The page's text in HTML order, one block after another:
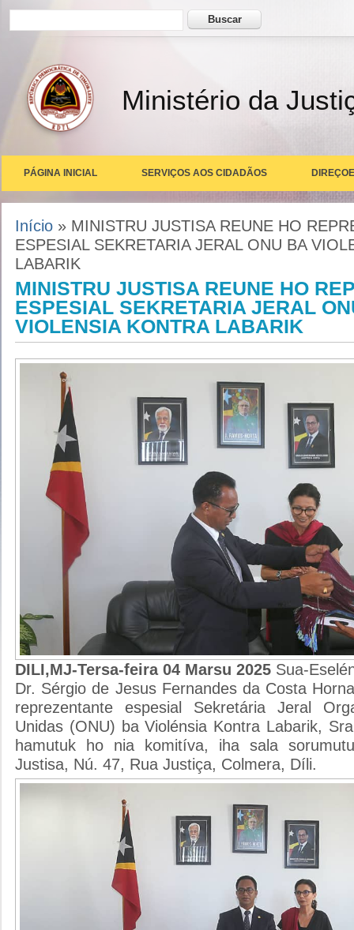
Formulário de busca Buscar
Ministério da
PÁGINA INICIAL SERVIÇOS AOS CIDADÃOS
Você está aqui
Início » MINISTRU JUSTISA REUNE HO
ESPESIAL SEKRETARIA JERAL ONU BA
LABARIK
MINISTRU JUSTISA REUNE HO
ESPESIAL SEKRETARIA JERAL
VIOLENSIA KONTRA LABARIK
DILI,MJ-Tersa-feira 04 Marsu 2025 Sua-
Dr. Sérgio de Jesus Fernandes da Costa
reprezentante espesial Sekretária Jeral
Unidas (ONU) ba Violénsia Kontra Labarik,
hamutuk ho nia komitíva, iha sala
Justisa, Nú. 47, Rua Justiça, Colmera, Díli.